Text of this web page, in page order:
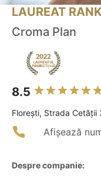
LAUREAT
Croma Plan
8.5
Floreşti, Strada Cetății
Afișează
Despre companie: